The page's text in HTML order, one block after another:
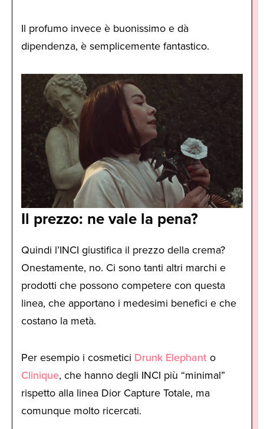
Il profumo invece è buonissimo e dà
dipendenza, è semplicemente fantastico.
Il prezzo: ne vale la pena?
Quindi l’INCI giustifica il prezzo della crema?
Onestamente, no. Ci sono tanti altri marchi e
prodotti che possono competere con questa
linea, che apportano i medesimi benefici e che
costano la metà.
Per esempio i cosmetici Drunk Elephant o
Clinique, che hanno degli INCI più “minimal”
rispetto alla linea Dior Capture Totale, ma
comunque molto ricercati.